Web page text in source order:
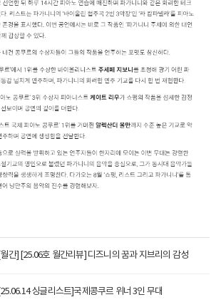
[월간] [25.06호 월간리뷰] 디즈니의 꿈과 지브리의 감성
[25.06.14 싱글리스트]국제콩쿠르 위너 3인 무대